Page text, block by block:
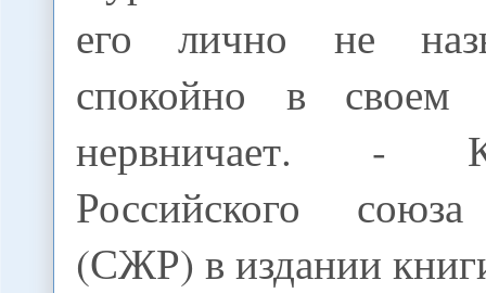
его лично не
спокойно в
нервничает. -
Российского
(СЖР) в издании